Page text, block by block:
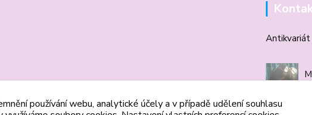
používání webu, analytické účely a v případě udělení souhlasu